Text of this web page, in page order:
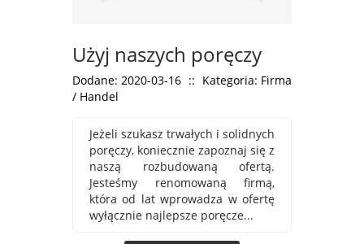
Użyj naszych poręczy
Dodane: 2020-03-16 :: Kategoria: Firma
/ Handel
Jeżeli szukasz trwałych i solidnych
poręczy, koniecznie zapoznaj się z
naszą rozbudowaną ofertą.
Jesteśmy renomowaną firmą,
która od lat wprowadza w ofertę
wyłącznie najlepsze poręcze...